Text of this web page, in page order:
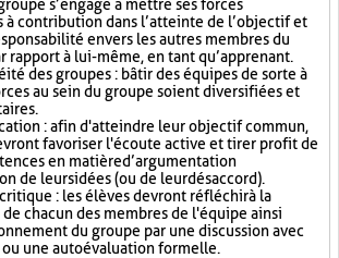
s’engage à mettre ses forces
contribution dans l’atteinte de l’objectif et
envers les autres membres du
rapport à lui-même, en tant qu’apprenant.
des groupes : bâtir des équipes de sorte à
au sein du groupe soient diversifiées et
: afin d'atteindre leur objectif commun,
favoriser l'écoute active et tirer profit de
en matière d’argumentation
de leurs idées (ou de leur désaccord).
: les élèves devront réfléchir à la
chacun des membres de l'équipe ainsi
du groupe par une discussion avec
une autoévaluation formelle.